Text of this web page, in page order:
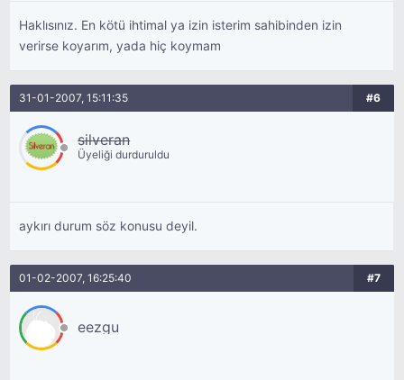
Haklısınız. En kötü ihtimal ya izin isterim sahibinden izin
verirse koyarım, yada hiç koymam
31-01-2007, 15:11:35 #6
silveran
Üyeliği durduruldu
aykırı durum söz konusu deyil.
01-02-2007, 16:25:40 #7
eezgu